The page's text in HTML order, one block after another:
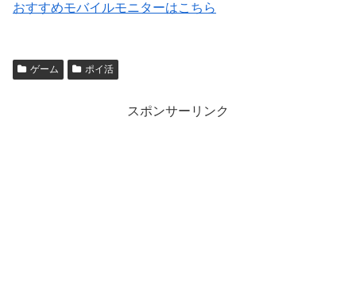
おすすめモバイルモニターはこちら
ゲーム ポイ活
スポンサーリンク